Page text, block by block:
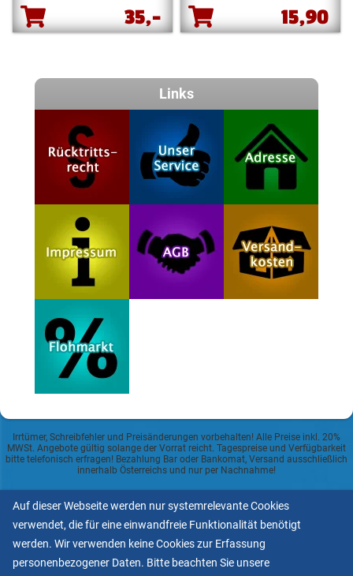
35,- 15,90
Links
Irrtümer, Schreibfehler und Preisänderungen vorbehalten! Alle Preise inkl. 20%
MWSt. Angebote gültig solange der Vorrat reicht. Tagespreise und Verfügbarkeit
bitte telefonisch erfragen! Bezahlung Bar oder Bankomat, Versand ausschließlich
innerhalb Österreichs und nur per Nachnahme!
Datenschutzerklärung
Allgemeine Geschäftsbedingungen
Auf dieser Webseite werden nur systemrelevante Cookies
verwendet, die für eine einwandfreie Funktionalität benötigt
werden. Wir verwenden keine Cookies zur Erfassung
personenbezogener Daten. Bitte beachten Sie unsere